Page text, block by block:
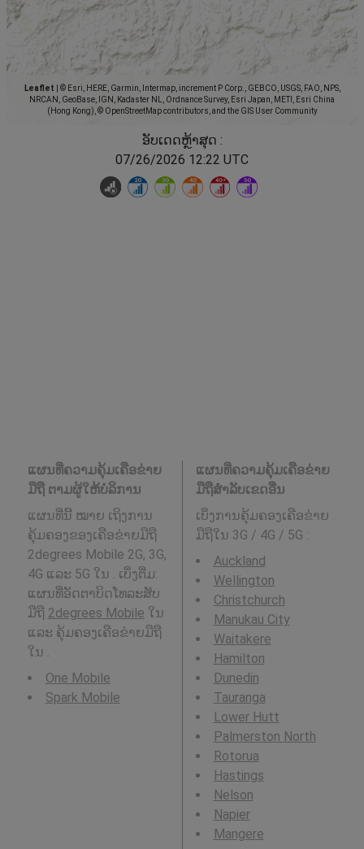
Leaflet
© Esri, HERE, Garmin, Intermap, increment P Corp., GEBCO, USGS, FAO, NPS,
NRCAN, GeoBase, IGN, Kadaster NL, Ordnance Survey, Esri Japan, METI, Esri China
(Hong Kong), © OpenStreetMap contributors, and the GIS User Community
ອັບເດດຫຼ້າສຸດ :
07/26/2026 12:22 UTC
ແຜນທີ່ຄວາມຄຸ້ມເຄືອຂ່າຍ
ມືຖື ຕາມຜູ້ໃຫ້ບໍລິການ
ແຜນທີ່ນີ້ ໝາຍ ເຖິງການ
ຄຸ້ມຄອງຂອງເຄືອຂ່າຍມືຖື
2degrees Mobile 2G, 3G,
4G ແລະ 5G ໃນ . ເບິ່ງຕື່ມ:
ແຜນທີ່ອັດຕາບິດໂທລະສັບ
ມືຖື 2degrees Mobile ໃນ
ແລະ ຄຸ້ມຄອງເຄືອຂ່າຍມືຖື
ໃນ .
One Mobile
Spark Mobile
ແຜນທີ່ຄວາມຄຸ້ມເຄືອຂ່າຍ
ມືຖືສໍາລັບເຂດອື່ນ
ເບິ່ງການຄຸ້ມຄອງເຄືອຂ່າຍ
ມືຖືໃນ 3G / 4G / 5G :
Auckland
Wellington
Christchurch
Manukau City
Waitakere
Hamilton
Dunedin
Tauranga
Lower Hutt
Palmerston North
Rotorua
Hastings
Nelson
Napier
Mangere